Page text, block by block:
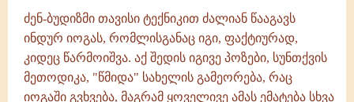
ძენ-ბუდიზმი თავისი ტექნიკით ძალიან წააგავს
ინდურ იოგას, რომლისგანაც იგი, ფაქტიურად,
კიდეც წარმოიშვა. აქ შედის იგივე პოზები, სუნთქვის
მეთოდიკა, "წმიდა" სახელის გამეორება, რაც
იოგაში გვხვება, მაგრამ ყოველივე ამას ემატება სხვა